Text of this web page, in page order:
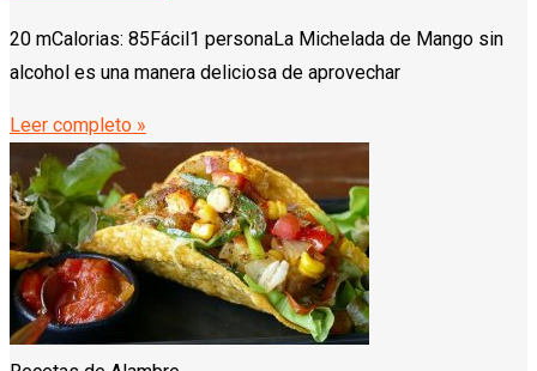
20 mCalorias: 85Fácil1 personaLa Michelada de Mango sin
alcohol es una manera deliciosa de aprovechar
Leer completo »